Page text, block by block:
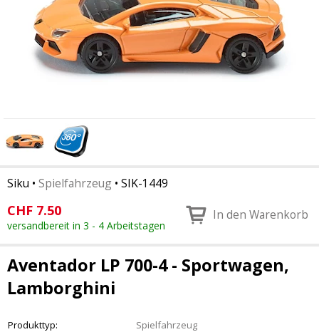
Siku • Spielfahrzeug • SIK-1449
CHF 7.50
versandbereit in 3 - 4 Arbeitstagen
In den Warenkorb
Aventador LP 700-4 - Sportwagen,
Lamborghini
Produkttyp:
Spielfahrzeug